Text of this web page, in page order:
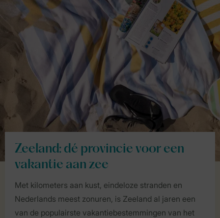
Zeeland: dé provincie voor een
vakantie aan zee
Met kilometers aan kust, eindeloze stranden en
Nederlands meest zonuren, is Zeeland al jaren een
van de populairste vakantiebestemmingen van het